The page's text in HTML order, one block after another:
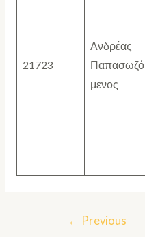
21723
Ανδρέας
Παπασωζό
μενος
← Previous